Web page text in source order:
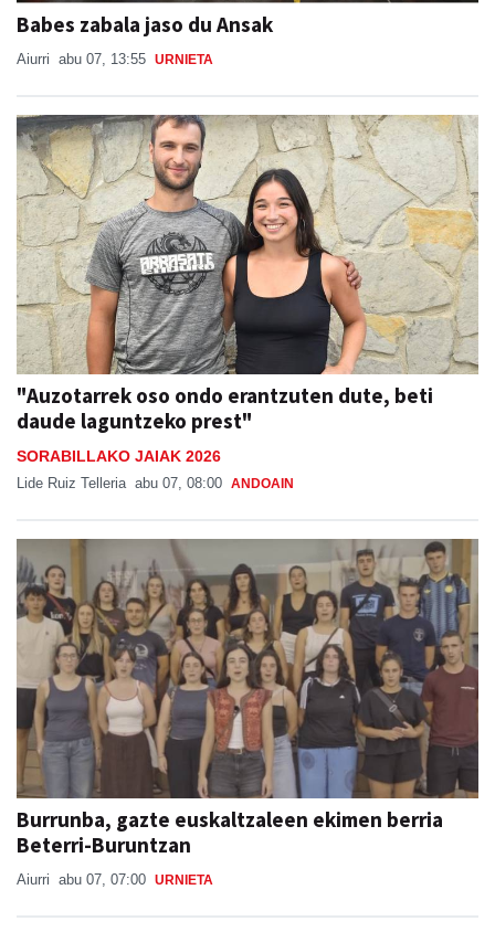
Babes zabala jaso du Ansak
Aiurri abu 07, 13:55 URNIETA
"Auzotarrek oso ondo erantzuten dute, beti
daude laguntzeko prest"
SORABILLAKO JAIAK 2026
Lide Ruiz Telleria abu 07, 08:00 ANDOAIN
Burrunba, gazte euskaltzaleen ekimen berria
Beterri-Buruntzan
Aiurri abu 07, 07:00 URNIETA